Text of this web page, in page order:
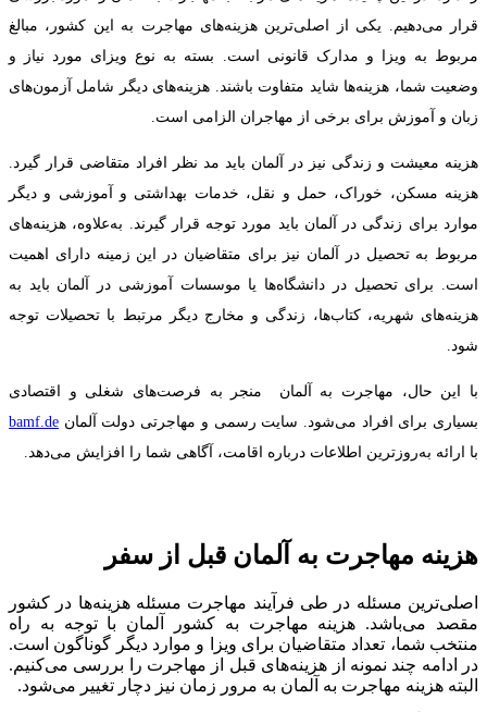
قرار می‌دهیم. یکی از اصلی‌ترین هزینه‌های مهاجرت به این کشور، مبالغ
مربوط به ویزا و مدارک قانونی است. بسته به نوع ویزای مورد نیاز و
وضعیت شما، هزینه‌ها شاید متفاوت باشند. هزینه‌های دیگر شامل آزمون‌های
زبان و آموزش برای برخی از مهاجران الزامی است.
هزینه معیشت و زندگی نیز در آلمان باید مد نظر افراد متقاضی قرار گیرد.
هزینه مسکن، خوراک، حمل و نقل، خدمات بهداشتی و آموزشی و دیگر
موارد برای زندگی در آلمان باید مورد توجه قرار گیرند. به‌علاوه، هزینه‌های
مربوط به تحصیل در آلمان نیز برای متقاضیان در این زمینه دارای اهمیت
است. برای تحصیل در دانشگاه‌ها یا موسسات آموزشی در آلمان باید به
هزینه‌های شهریه، کتاب‌ها، زندگی و مخارج دیگر مرتبط با تحصیلات توجه
شود.
با این حال، مهاجرت به آلمان منجر به فرصت‌های شغلی و اقتصادی
بسیاری برای افراد می‌شود. سایت رسمی و مهاجرتی دولت آلمان bamf.de
با ارائه به‌روزترین اطلاعات درباره اقامت، آگاهی شما را افزایش می‌دهد.
هزینه مهاجرت به آلمان قبل از سفر
اصلی‌ترین مسئله‌ در طی فرآیند مهاجرت مسئله هزینه‌ها در کشور
مقصد می‌باشد. هزینه مهاجرت به کشور آلمان با توجه به راه
منتخب شما، تعداد متقاضیان برای ویزا و موارد دیگر گوناگون است.
در ادامه چند نمونه از هزینه‌های قبل از مهاجرت را بررسی می‌کنیم.
البته هزینه مهاجرت به آلمان به مرور زمان نیز دچار تغییر می‌شود.